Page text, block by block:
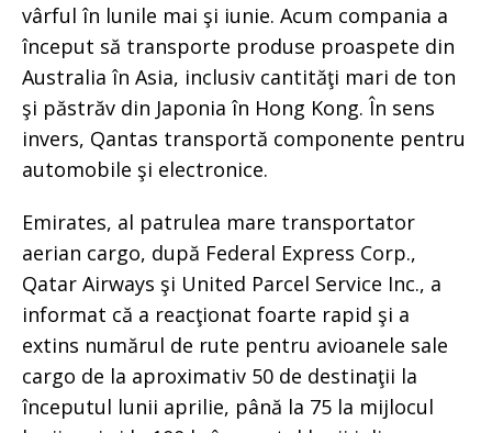
vârful în lunile mai şi iunie. Acum compania a
început să transporte produse proaspete din
Australia în Asia, inclusiv cantităţi mari de ton
şi păstrăv din Japonia în Hong Kong. În sens
invers, Qantas transportă componente pentru
automobile şi electronice.
Emirates, al patrulea mare transportator
aerian cargo, după Federal Express Corp.,
Qatar Airways şi United Parcel Service Inc., a
informat că a reacţionat foarte rapid şi a
extins numărul de rute pentru avioanele sale
cargo de la aproximativ 50 de destinaţii la
începutul lunii aprilie, până la 75 la mijlocul